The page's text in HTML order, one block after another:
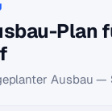
Plan
Ausbau —